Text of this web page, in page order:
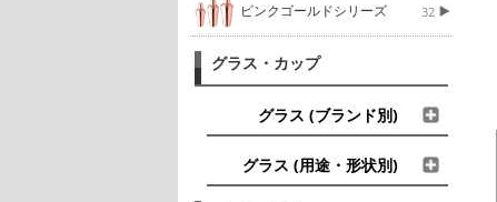
ピンクゴールドシリーズ 32
グラス・カップ
グラス (ブランド別)
グラス (用途・形状別)